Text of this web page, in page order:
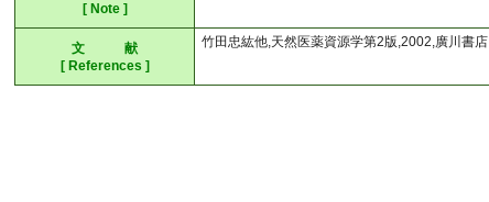
[ Note ]
文 献
[ References ]
竹田忠紘他,天然医薬資源学第2版,2002,廣川書店